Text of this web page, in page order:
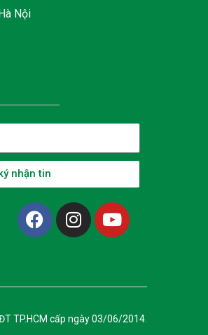
Nội
nhận tin
TP.HCM cấp ngày 03/06/2014.